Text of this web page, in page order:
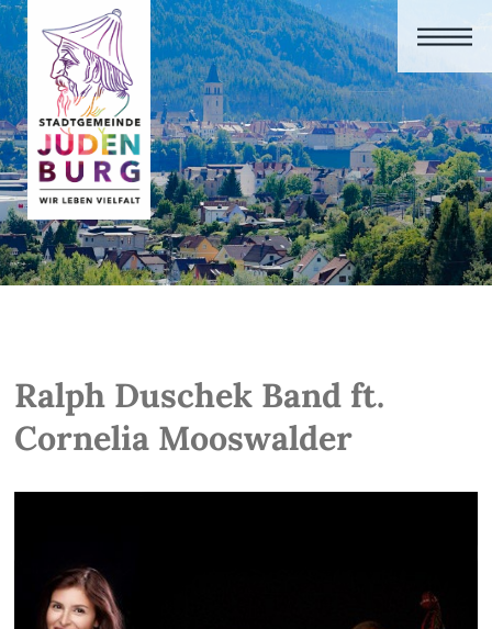
Ralph Duschek Band ft.
Cornelia Mooswalder